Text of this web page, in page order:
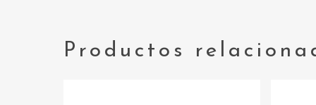
Productos